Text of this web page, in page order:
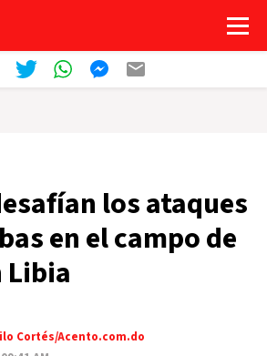
los ataques
en el campo de
Libia
Cortés/Acento.com.do